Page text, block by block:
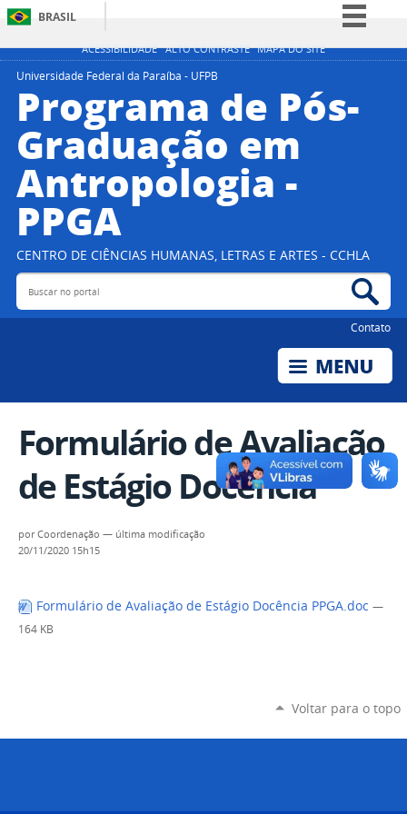
ACESSIBILIDADE ALTO CONTRASTE MAPA DO SITE
BRASIL
Simplifique!
Participe
Legislação
Canais
Universidade Federal da Paraíba - UFPB
Programa de Pós-
Graduação em
Antropologia -
PPGA
CENTRO DE CIÊNCIAS HUMANAS, LETRAS E ARTES - CCHLA
Buscar no portal
Contato
Formulário de Avaliação
de Estágio Docência
porCoordenação — última modificação
20/11/2020 15h15
Formulário de Avaliação de Estágio Docência PPGA.doc —
164 KB
Voltar para o topo